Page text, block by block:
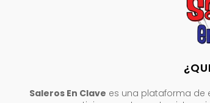
Saleros En Clave es una plataforma de